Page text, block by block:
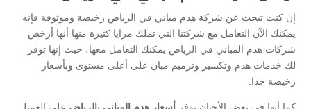
إن كنت تبحث عن شركة هدم مباني في الرياض رخيصة وموثوقة فإنه
يمكنك الآن التعامل مع شركتنا التي تملك مزايا كثيرة منها أنها أرخص
شركات هدم المباني في الرياض يمكنك التعامل معها، حيث إنها توفر
لك خدمات هدم وتكسير وترميم مبان على أعلى مستوى وبأسعار
رخيصة جدا.
كما أنها في بعض الأحيان توفر أسعار هدم المباني بالرياض على العميل